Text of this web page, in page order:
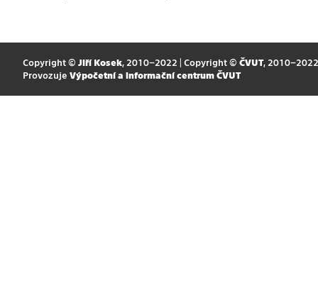
Copyright © Jiří Kosek, 2010–2022 | Copyright © ČVUT, 2010–2022
Provozuje Výpočetní a informační centrum ČVUT